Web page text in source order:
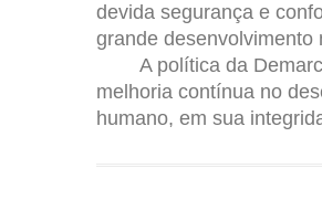
devida segurança e
grande desenvolvimento
A política da Demarchi
melhoria contínua no
humano, em sua